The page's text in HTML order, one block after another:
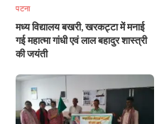
पटना
मध्य विद्यालय बखरी, खरकट्टा में मनाई
गई महात्मा गांधी एवं लाल बहादुर शास्त्री
की जयंती